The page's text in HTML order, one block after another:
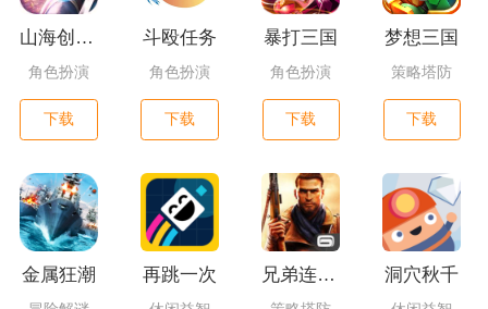
山海创世录一剑天逆
角色扮演
下载
斗殴任务
角色扮演
下载
暴打三国
角色扮演
下载
梦想三国
策略塔防
下载
金属狂潮 再跳一次 兄弟连3：战争之子 洞穴秋千